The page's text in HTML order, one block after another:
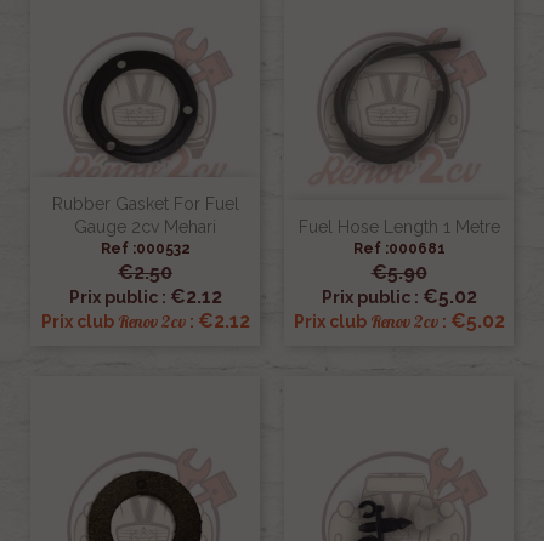
Rubber Gasket For Fuel
Gauge 2cv Mehari
Ref :000532
€2.50
Prix public : €2.12
Prix club Renov 2cv: €2.12
Fuel Hose Length 1 Metre
Ref :000681
€5.90
Prix public : €5.02
Prix club Renov 2cv: €5.02